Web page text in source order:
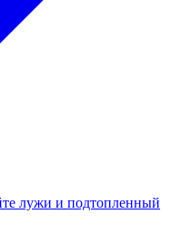
лужи и подтопленный